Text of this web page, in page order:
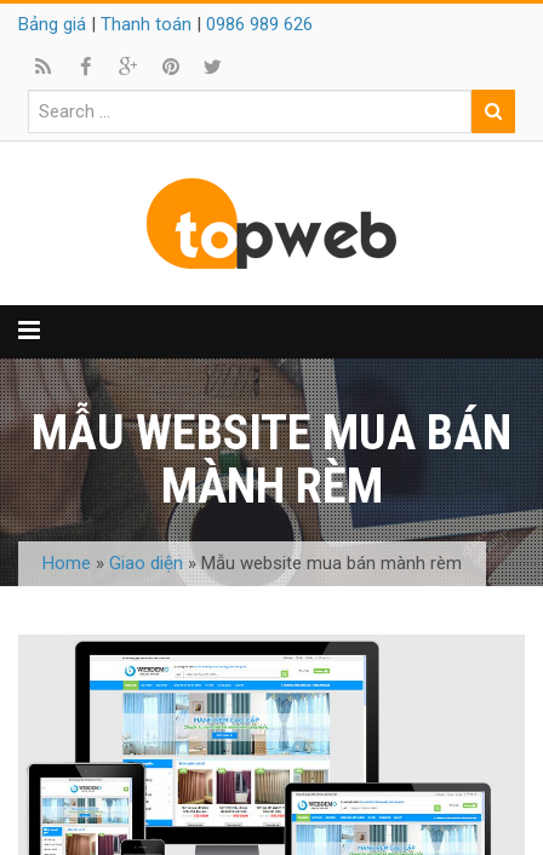
Bảng giá | Thanh toán | 0986 989 626
MẪU WEBSITE MUA BÁN
MÀNH RÈM
Home » Giao diện»Mẫu website mua bán mành rèm